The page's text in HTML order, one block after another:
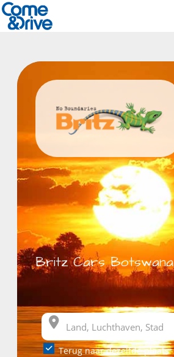
Britz Cars Botswana
Terug naar dezelfde plaats